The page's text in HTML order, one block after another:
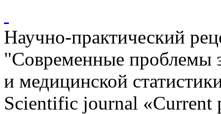
Научно-практический
"Современные проблемы
и медицинской
Scientific journal «Current